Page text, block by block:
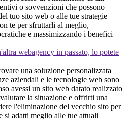
o sovvenzioni che possono
tuo sito web o alle tue strategie
te per sfruttarli al meglio,
e massimizzando i benefici
webagency in passato, lo potete
una soluzione personalizzata
aziendali e le tecnologie web sono
avessi un sito web datato realizzato
la situazione e offrirti una
l'eliminazione del vecchio sito per
si adatti meglio alle tue attuali